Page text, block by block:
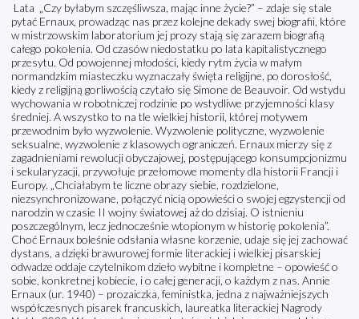
Lata „Czy byłabym szczęśliwsza, mając inne życie?” – zdaje się stale
pytać Ernaux, prowadząc nas przez kolejne dekady swej biografii, które
w mistrzowskim laboratorium jej prozy stają się zarazem biografią
całego pokolenia. Od czasów niedostatku po lata kapitalistycznego
przesytu. Od powojennej młodości, kiedy rytm życia w małym
normandzkim miasteczku wyznaczały święta religijne, po dorosłość,
kiedy z religijną gorliwością czytało się Simone de Beauvoir. Od wstydu
wychowania w robotniczej rodzinie po wstydliwe przyjemności klasy
średniej. A wszystko to na tle wielkiej historii, której motywem
przewodnim było wyzwolenie. Wyzwolenie polityczne, wyzwolenie
seksualne, wyzwolenie z klasowych ograniczeń. Ernaux mierzy się z
zagadnieniami rewolucji obyczajowej, postępującego konsumpcjonizmu
i sekularyzacji, przywołuje przełomowe momenty dla historii Francji i
Europy. „Chciałabym te liczne obrazy siebie, rozdzielone,
niezsynchronizowane, połączyć nicią opowieści o swojej egzystencji od
narodzin w czasie II wojny światowej aż do dzisiaj. O istnieniu
poszczególnym, lecz jednocześnie wtopionym w historię pokolenia”.
Choć Ernaux boleśnie odsłania własne korzenie, udaje się jej zachować
dystans, a dzięki brawurowej formie literackiej i wielkiej pisarskiej
odwadze oddaje czytelnikom dzieło wybitne i kompletne – opowieść o
sobie, konkretnej kobiecie, i o całej generacji, o każdym z nas. Annie
Ernaux (ur. 1940) – prozaiczka, feministka, jedna z najważniejszych
współczesnych pisarek francuskich, laureatka literackiej Nagrody